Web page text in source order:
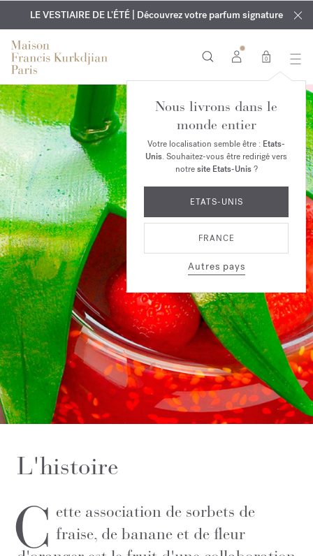
EXCLUSIF | Découvrez le nouveau parfum OUD
velvet mood
dans votre commande*
GRAVURE OFFERTE | Sur tous les parfums et huiles pour le
corps jusqu'au 9 août
LE VESTIAIRE DE L'ÉTÉ | Découvrez votre parfum signature
0
Nous livrons dans le
monde entier
Votre localisation semble être : Etats-
Unis. Souhaitez-vous être redirigé vers
notresite Etats-Unis?
ETATS-UNIS
FRANCE
Autres pays
L'histoire
C ette association de sorbets de
fraise, de banane et de fleur